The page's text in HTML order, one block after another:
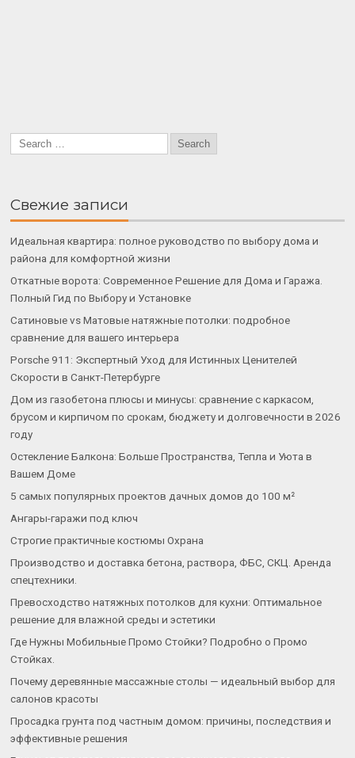
Свежие записи
Идеальная квартира: полное руководство по выбору дома и
района для комфортной жизни
Откатные ворота: Современное Решение для Дома и Гаража.
Полный Гид по Выбору и Установке
Сатиновые vs Матовые натяжные потолки: подробное
сравнение для вашего интерьера
Porsche 911: Экспертный Уход для Истинных Ценителей
Скорости в Санкт-Петербурге
Дом из газобетона плюсы и минусы: сравнение с каркасом,
брусом и кирпичом по срокам, бюджету и долговечности в 2026
году
Остекление Балкона: Больше Пространства, Тепла и Уюта в
Вашем Доме
5 самых популярных проектов дачных домов до 100 м²
Ангары-гаражи под ключ
Строгие практичные костюмы Охрана
Производство и доставка бетона, раствора, ФБС, СКЦ. Аренда
спецтехники.
Превосходство натяжных потолков для кухни: Оптимальное
решение для влажной среды и эстетики
Где Нужны Мобильные Промо Стойки? Подробно о Промо
Стойках.
Почему деревянные массажные столы — идеальный выбор для
салонов красоты
Просадка грунта под частным домом: причины, последствия и
эффективные решения